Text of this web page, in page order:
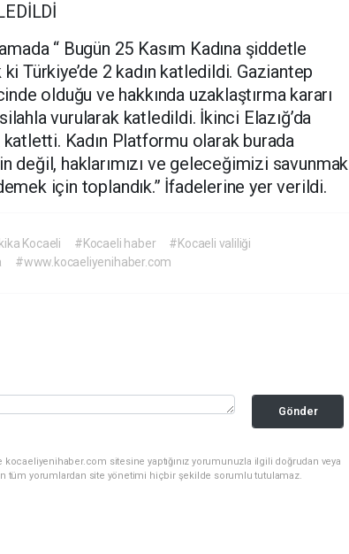
“ Bugün 25 Kasım Kadına şiddetle
Türkiye’de 2 kadın katledildi. Gaziantep
olduğu ve hakkında uzaklaştırma kararı
vurularak katledildi. İkinci Elazığ’da
katletti. Kadın Platformu olarak burada
değil, haklarımızı ve geleceğimizi savunmak
için toplandık.” İfadelerine yer verildi.
Kocaeli #Kocaeli haber
#Kocaeli valiliği
#www.kocaeliyenihaber.com
Gönder
sitesine yaptığınız yorumunuzla ilgili doğrudan veya
tüm yorumlardan site yönetimi hiçbir şekilde sorumlu tutulamaz.